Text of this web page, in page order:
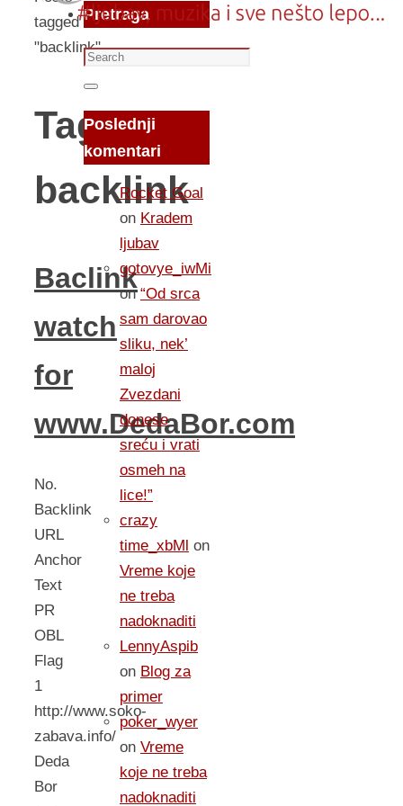
tagged
"backlink"
Tag:
backlink
Baclink
watch
for
www.DedaBor.com
No.
Backlink
URL
Anchor
Text
PR
OBL
Flag
1
http://www.soko-
zabava.info/
Deda
Bor
Pretraga
Search
for:
Search
Poslednji
komentari
Rocket Goal
on Kradem
ljubav
gotovye_iwMi
on“Od srca
sam darovao
sliku, nek’
maloj
Zvezdani
donese
sreću i vrati
osmeh na
lice!”
crazy
time_xbMl on
Vreme koje
ne treba
nadoknaditi
LennyAspib
on Blog za
primer
poker_wyer
on Vreme
koje ne treba
nadoknaditi